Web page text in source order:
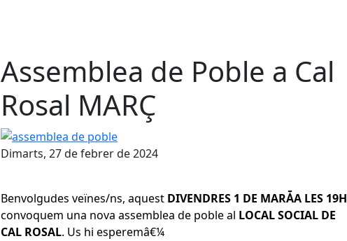
Assemblea de Poble a Cal
Rosal MARÇ
assemblea de poble
Dimarts, 27 de febrer de 2024
Benvolgudes veïnes/ns, aquest DIVENDRES 1 DE MARǠA LES 19H
convoquem una nova assemblea de poble al LOCAL SOCIAL DE
CAL ROSAL. Us hi esperemâ€¼️